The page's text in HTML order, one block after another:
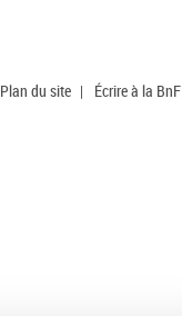
Plan du site | Écrire à la BnF